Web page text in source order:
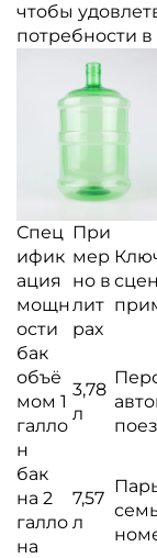
чтобы
потребности
Спец
ифик
ация
мощн
ости
При
мер
но в
лит
рах
бак
объё
мом 1
галло
н
3,78
л
бак
на 2
галло
на
7,57
л